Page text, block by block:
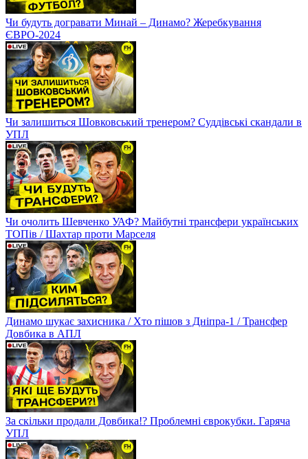
Чи будуть догравати Минай – Динамо? Жеребкування
ЄВРО-2024
Чи залишиться Шовковський тренером? Суддівські скандали в
УПЛ
Чи очолить Шевченко УАФ? Майбутні трансфери українських
ТОПів / Шахтар проти Марселя
Динамо шукає захисника / Хто пішов з Дніпра-1 / Трансфер
Довбика в АПЛ
За скільки продали Довбика!? Проблемні єврокубки. Гаряча
УПЛ